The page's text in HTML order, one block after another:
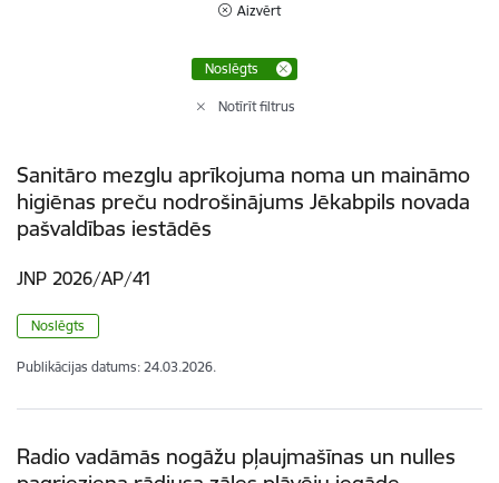
Aizvērt
Noslēgts
Notīrīt filtrus
Sanitāro mezglu aprīkojuma noma un maināmo
higiēnas preču nodrošinājums Jēkabpils novada
pašvaldības iestādēs
JNP 2026/AP/41
Noslēgts
Publikācijas datums: 24.03.2026.
Radio vadāmās nogāžu pļaujmašīnas un nulles